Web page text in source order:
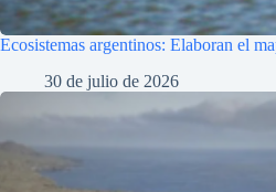
Ecosistemas argentinos: Elaboran el
30 de julio de 2026